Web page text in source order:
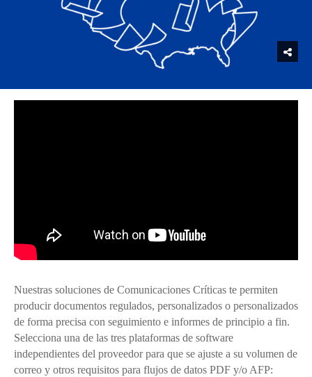
Nuestras soluciones de Comunicaciones Críticas te permiten
producir documentos regulados, personalizados o personalizados
de forma precisa con seguimiento e informes de principio a fin.
Selecciona una de las tres plataformas de software
independientes del proveedor para que se ajuste a su volumen de
correo y otros requisitos para flujos de datos PDF y/o AFP: